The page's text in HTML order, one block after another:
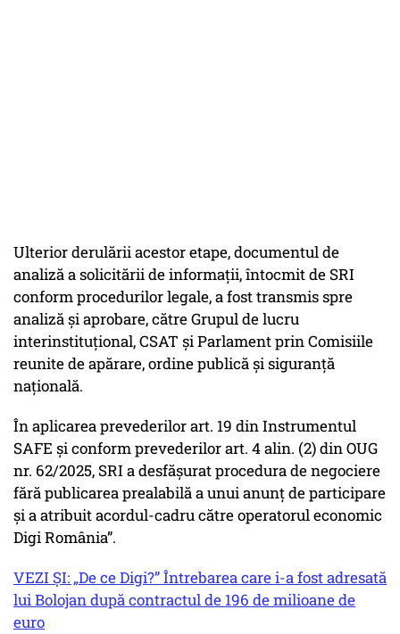
Ulterior derulării acestor etape, documentul de
analiză a solicitării de informații, întocmit de SRI
conform procedurilor legale, a fost transmis spre
analiză și aprobare, către Grupul de lucru
interinstituțional, CSAT și Parlament prin Comisiile
reunite de apărare, ordine publică și siguranță
națională.
În aplicarea prevederilor art. 19 din Instrumentul
SAFE și conform prevederilor art. 4 alin. (2) din OUG
nr. 62/2025, SRI a desfășurat procedura de negociere
fără publicarea prealabilă a unui anunț de participare
și a atribuit acordul-cadru către operatorul economic
Digi România”.
VEZI ȘI: „De ce Digi?” Întrebarea care i-a fost adresată
lui Bolojan după contractul de 196 de milioane de
euro